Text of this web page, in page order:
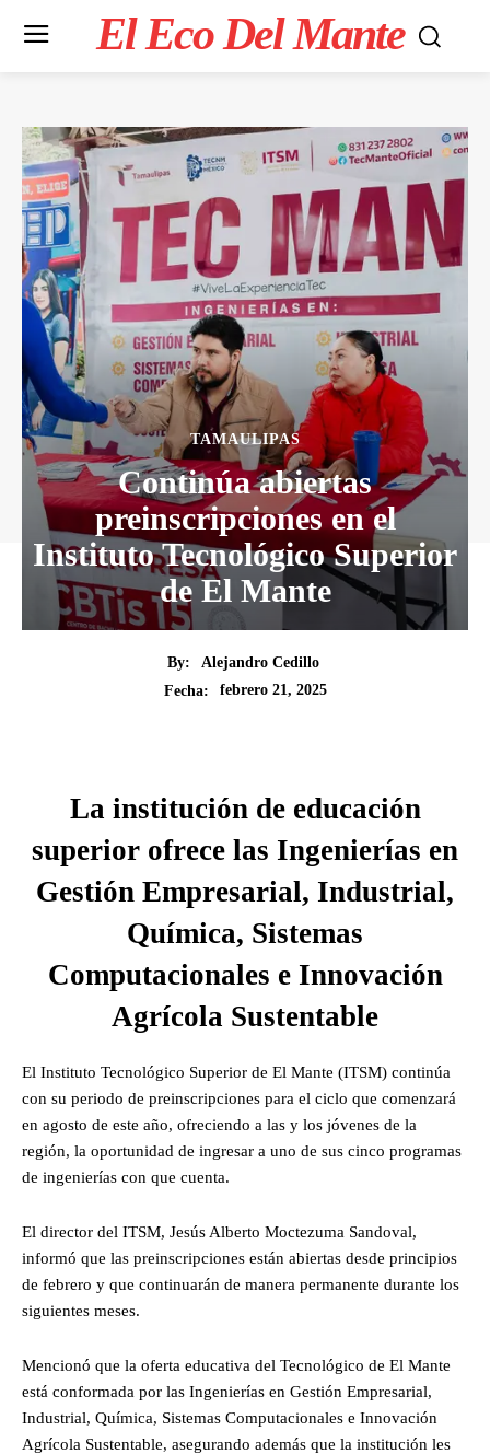
El Eco Del Mante
TAMAULIPAS
Continúa abiertas
preinscripciones en el
Instituto Tecnológico Superior
de El Mante
By:
Alejandro Cedillo
Fecha:
febrero 21, 2025
La institución de educación
superior ofrece las Ingenierías en
Gestión Empresarial, Industrial,
Química, Sistemas
Computacionales e Innovación
Agrícola Sustentable
El Instituto Tecnológico Superior de El Mante (ITSM) continúa
con su periodo de preinscripciones para el ciclo que comenzará
en agosto de este año, ofreciendo a las y los jóvenes de la
región, la oportunidad de ingresar a uno de sus cinco programas
de ingenierías con que cuenta.
El director del ITSM, Jesús Alberto Moctezuma Sandoval,
informó que las preinscripciones están abiertas desde principios
de febrero y que continuarán de manera permanente durante los
siguientes meses.
Mencionó que la oferta educativa del Tecnológico de El Mante
está conformada por las Ingenierías en Gestión Empresarial,
Industrial, Química, Sistemas Computacionales e Innovación
Agrícola Sustentable, asegurando además que la institución les